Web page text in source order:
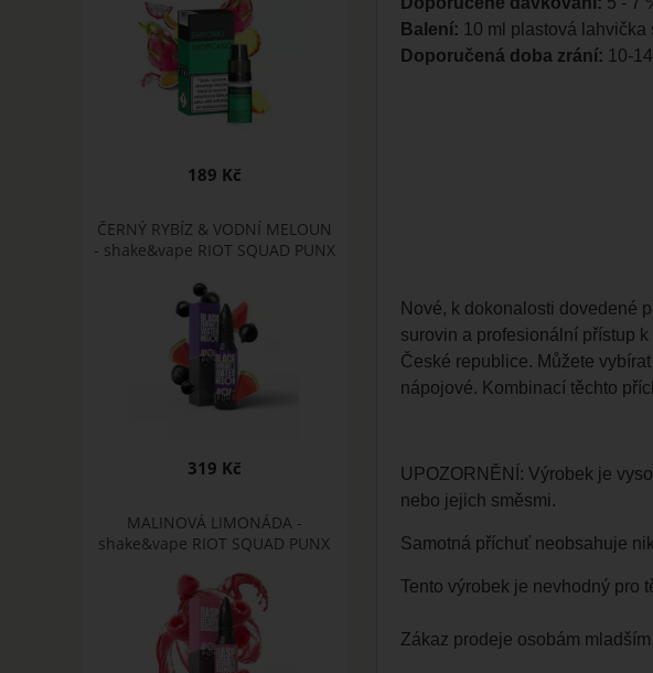
Balení: 10 ml plastová lahvička
Doporučená doba zrání: 10-
Nové, k dokonalosti dovedené
surovin a profesionální přístup
České republice. Můžete
nápojové. Kombinací těchto
UPOZORNĚNÍ: Výrobek je
nebo jejich směsmi.
Samotná příchuť neobsahuje
Tento výrobek je nevhodný pro
Zákaz prodeje osobám
189 Kč
ČERNÝ RYBÍZ & VODNÍ MELOUN
- shake&vape RIOT SQUAD PUNX
319 Kč
MALINOVÁ LIMONÁDA -
shake&vape RIOT SQUAD PUNX